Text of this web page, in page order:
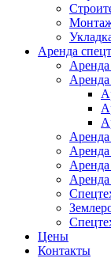
Аренда
Аренда
Аренда
Аренда
Аренда
Аренда
Цены
Контакты